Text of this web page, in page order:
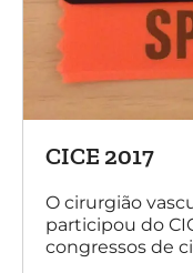
CICE 2017
O cirurgião
participou do
congressos de